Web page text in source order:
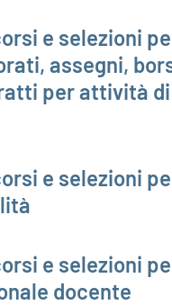
e selezioni
assegni,
per attività
e selezioni
e selezioni
docente